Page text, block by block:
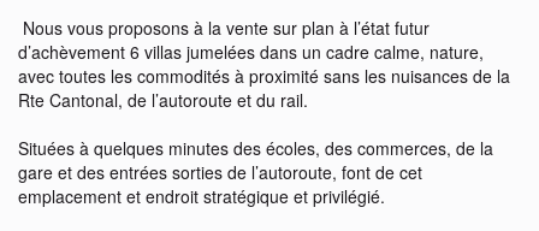
Nous vous proposons à la vente sur plan à l’état futur
d’achèvement 6 villas jumelées dans un cadre calme, nature,
avec toutes les commodités à proximité sans les nuisances de la
Rte Cantonal, de l’autoroute et du rail.
Situées à quelques minutes des écoles, des commerces, de la
gare et des entrées sorties de l’autoroute, font de cet
emplacement et endroit stratégique et privilégié.